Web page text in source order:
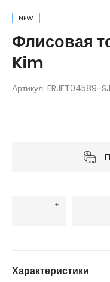
NEW
Флисовая
Kim
Артикул: ERJFT04589-
Характеристики